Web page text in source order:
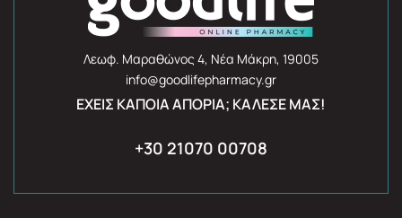
Λεωφ. Μαραθώνος 4, Νέα Μάκρη, 19005
info@goodlifepharmacy.gr
ΈΧΕΙΣ ΚΆΠΟΙΑ ΑΠΟΡΊΑ; ΚΆΛΕΣΈ ΜΑΣ!
+30 21070 00708